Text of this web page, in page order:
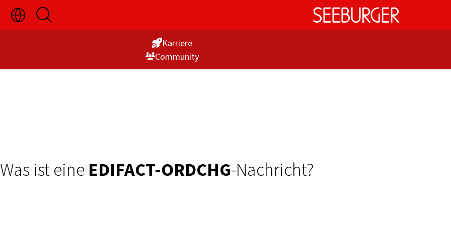
Skip
to
Sprachauswahl
ein-/ausblenden
Suche
öffnen
Karriere
Commu­nity
Was ist eine EDIFACT-ORDCHG-Nachricht?